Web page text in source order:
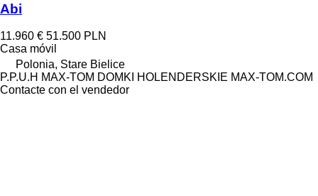
Abi
11.960 € 51.500 PLN
Casa móvil
Polonia, Stare Bielice
P.P.U.H MAX-TOM DOMKI HOLENDERSKIE MAX-TOM.COM
Contacte con el vendedor